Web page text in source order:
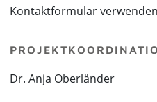
Kontaktformular
Dr. Anja Oberländer